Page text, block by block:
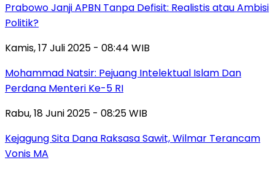
Prabowo Janji APBN Tanpa Defisit: Realistis atau Ambisi
Politik?
Kamis, 17 Juli 2025 - 08:44 WIB
Mohammad Natsir: Pejuang Intelektual Islam Dan
Perdana Menteri Ke-5 RI
Rabu, 18 Juni 2025 - 08:25 WIB
Kejagung Sita Dana Raksasa Sawit, Wilmar Terancam
Vonis MA